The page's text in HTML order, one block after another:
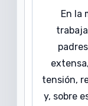
En la
tensión,
y, sobre